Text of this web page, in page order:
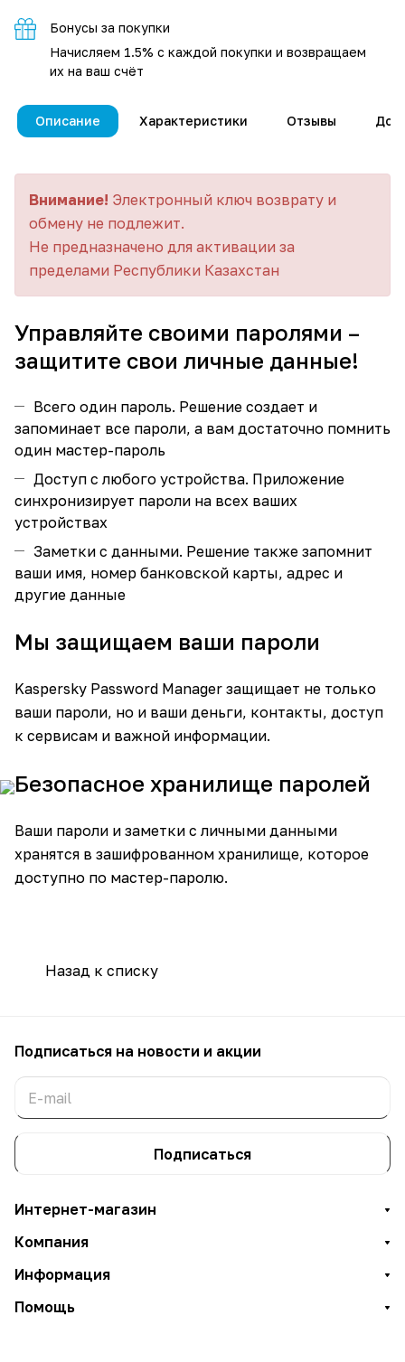
Бонусы за покупки
Начисляем 1.5% с каждой покупки и возвращаем
их на ваш счёт
Описание Характеристики Отзывы
Внимание! Электронный ключ возврату и
обмену не подлежит.
Не предназначено для активации за
пределами Республики Казахстан
Управляйте своими паролями –
защитите свои личные данные!
Всего один пароль. Решение создает и
запоминает все пароли, а вам достаточно помнить
один мастер-пароль
Доступ с любого устройства. Приложение
синхронизирует пароли на всех ваших
устройствах
Заметки с данными. Решение также запомнит
ваши имя, номер банковской карты, адрес и
другие данные
Мы защищаем ваши пароли
Kaspersky Password Manager защищает не только
ваши пароли, но и ваши деньги, контакты, доступ
к сервисам и важной информации.
Безопасное хранилище паролей
Ваши пароли и заметки с личными данными
хранятся в зашифрованном хранилище, которое
доступно по мастер-паролю.
Назад к списку
Подписаться на новости и акции
Подписаться
Интернет-магазин
Компания
Информация
Помощь